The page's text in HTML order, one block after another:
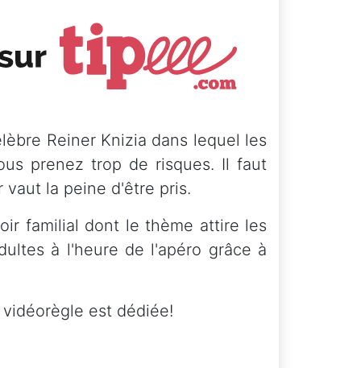
Reiner Knizia dans lequel les
prenez trop de risques. Il faut
la peine d'être pris.
familial dont le thème attire les
à l'heure de l'apéro grâce à
est dédiée!